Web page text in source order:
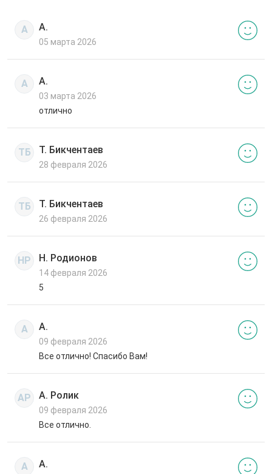
А А.
05 марта 2026
А А.
03 марта 2026
отлично
ТБ Т. Бикчентаев
28 февраля 2026
ТБ Т. Бикчентаев
26 февраля 2026
НР Н. Родионов
14 февраля 2026
5
А А.
09 февраля 2026
Все отлично! Спасибо Вам!
АР А. Ролик
09 февраля 2026
Все отлично.
А А.